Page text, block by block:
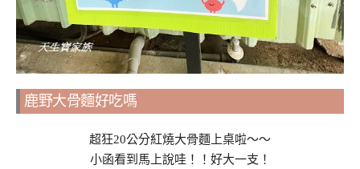
鹿野大骨麵好吃嗎
超狂20公分紅燒大骨麵上桌啦～～
小函看到馬上說哇！！好大一支！